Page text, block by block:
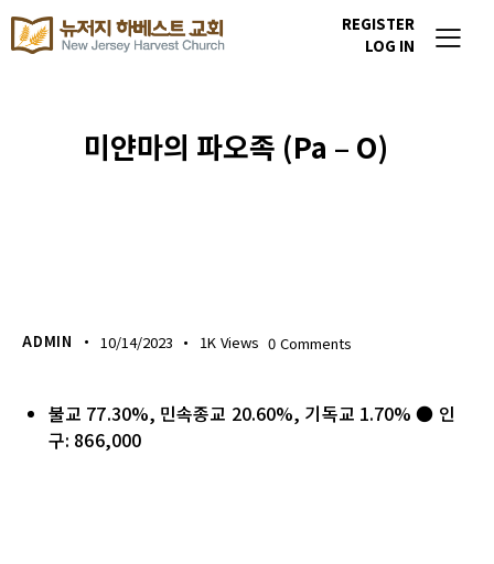
REGISTER
LOG IN
미얀마의 파오족 (Pa – O)
ADMIN 10/14/2023 1K Views 0 Comments
불교 77.30%, 민속종교 20.60%, 기독교 1.70% ● 인
구: 866,000